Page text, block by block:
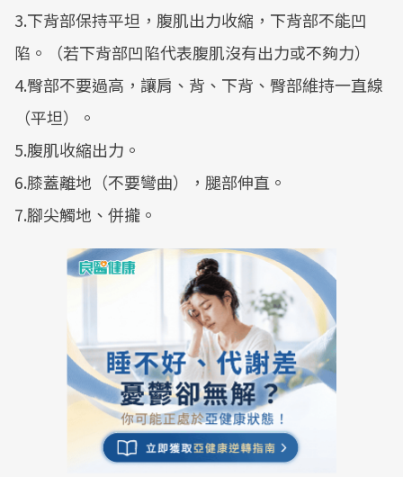
3.下背部保持平坦，腹肌出力收縮，下背部不能凹
陷。（若下背部凹陷代表腹肌沒有出力或不夠力）
4.臀部不要過高，讓肩、背、下背、臀部維持一直線
（平坦）。
5.腹肌收縮出力。
6.膝蓋離地（不要彎曲），腿部伸直。
7.腳尖觸地、併攏。